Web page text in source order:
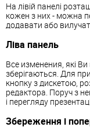
На лівій панелі
кожен з них - можна
додавати або
Ліва панель
Все изменения, які
зберігаються. Для
кнопку з дискетою,
редактора. Поруч з
і перегляду
Збереження і